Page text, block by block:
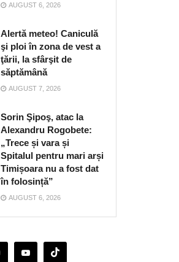
AUGUST 6, 2026
Alertă meteo! Caniculă
şi ploi în zona de vest a
ţării, la sfârşit de
săptămână
AUGUST 7, 2026
Sorin Şipoş, atac la
Alexandru Rogobete:
„Trece și vara și
Spitalul pentru mari arși
Timișoara nu a fost dat
în folosință”
AUGUST 6, 2026